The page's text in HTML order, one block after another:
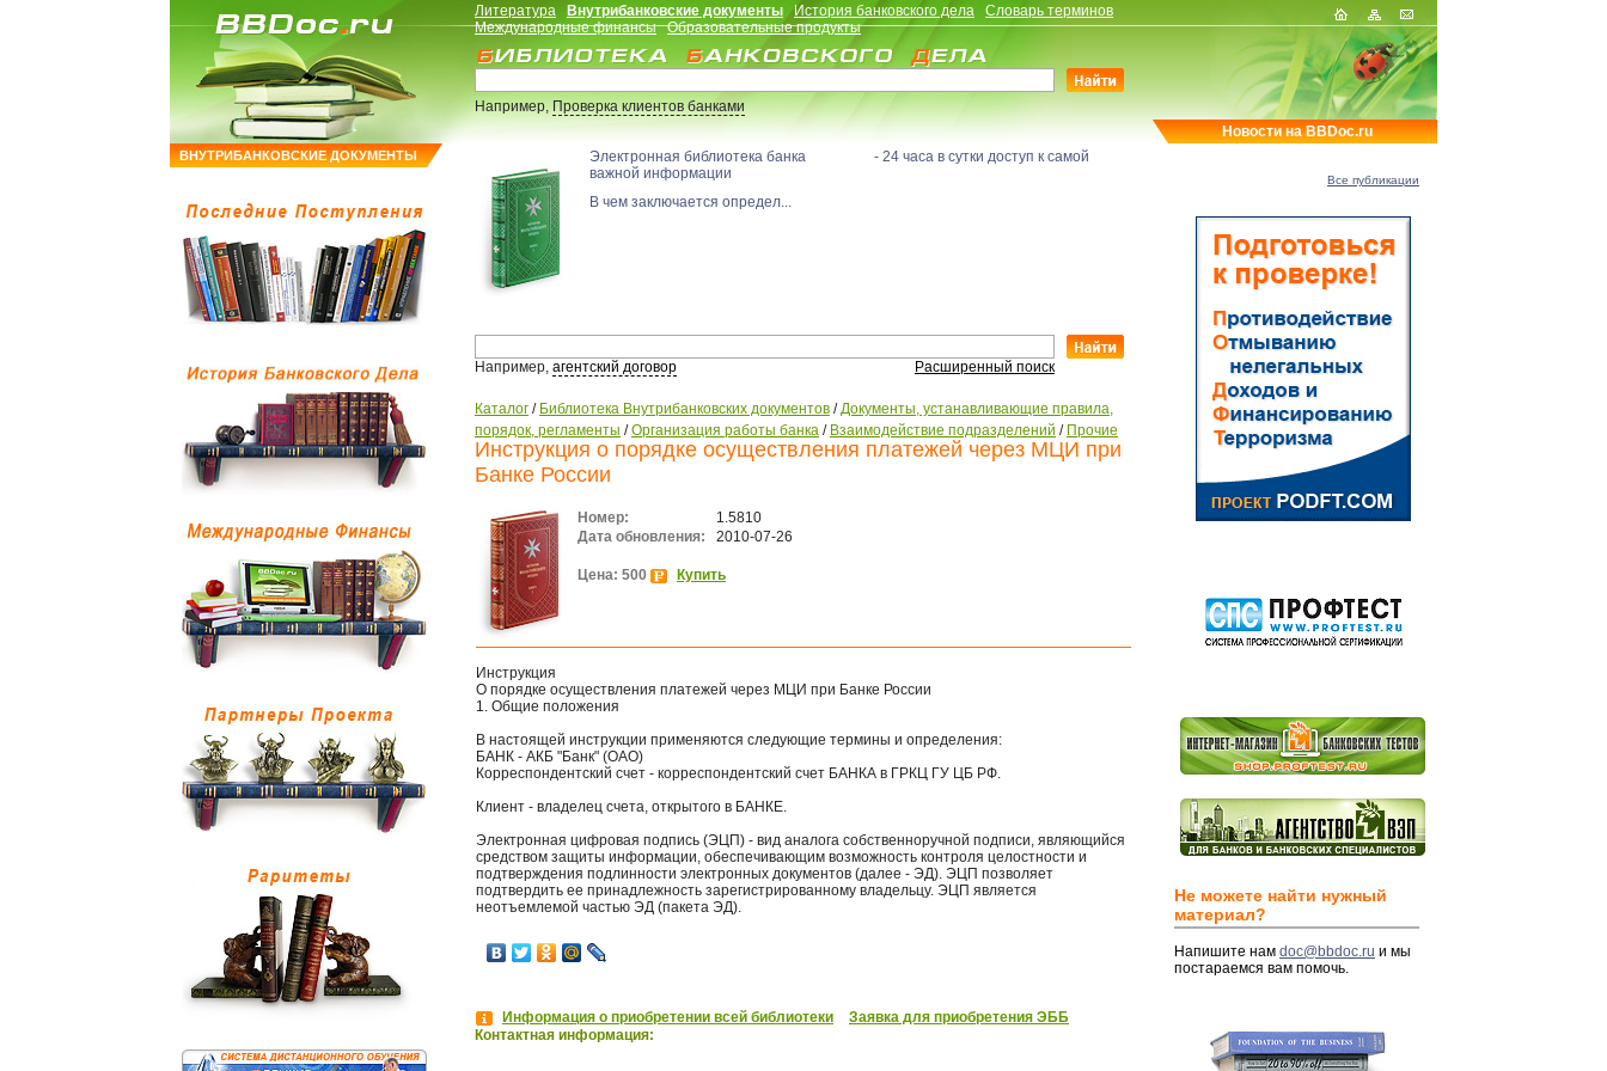
ВНУТРИБАНКОВСКИЕ ДОКУМЕНТЫ
Литература Внутрибанковские документы История банковского дела
Словарь терминов
Международные финансы
Образовательные продукты
Например,Проверка клиентов банками
Электронная библиотека банка - 24 часа в сутки доступ к самой
важной информации
В чем заключается определ...
Например, агентский договор Расширенный поиск
Каталог / Библиотека Внутрибанковских документов /Документы, устанавливающие правила,
порядок, регламенты /Организация работы банка / Взаимодействие подразделений / Прочие
Инструкция о порядке осуществления платежей через МЦИ при
Банке России
Номер:
1.5810
Дата обновления:
2010-07-26
Цена: 500 Купить
Инструкция
О порядке осуществления платежей через МЦИ при Банке России
1. Общие положения
В настоящей инструкции применяются следующие термины и определения:
БАНК - АКБ "Банк" (ОАО)
Корреспондентский счет - корреспондентский счет БАНКА в ГРКЦ ГУ ЦБ РФ.
Клиент - владелец счета, открытого в БАНКЕ.
Электронная цифровая подпись (ЭЦП) - вид аналога собственноручной подписи, являющийся
средством защиты информации, обеспечивающим возможность контроля целостности и
подтверждения подлинности электронных документов (далее - ЭД). ЭЦП позволяет
подтвердить ее принадлежность зарегистрированному владельцу. ЭЦП является
неотъемлемой частью ЭД (пакета ЭД).
Информация о приобретении всей библиотеки
Заявка для приобретения ЭББ
Контактная информация:
Новости на BBDoc.ru
Все публикации
Не можете найти нужный
материал?
Напишите нам doc@bbdoc.ru и мы
постараемся вам помочь.